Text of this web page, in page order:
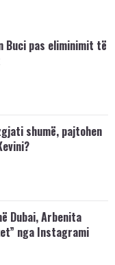
Buci pas eliminimit të
shumë, pajtohen
Dubai, Arbenita
nga Instagrami